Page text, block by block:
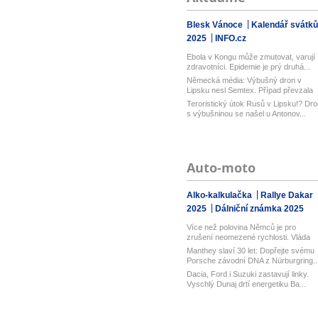
Blesk Vánoce
Kalendář svátků
2025
INFO.cz
Ebola v Kongu může zmutovat, varují
zdravotníci. Epidemie je prý druhá...
Německá média: Výbušný dron v
Lipsku nesl Semtex. Případ převzala
spol...
Teroristický útok Rusů v Lipsku!?
s výbušninou se našel u Antonov...
Auto-moto
Alko-kalkulačka
Rallye Dakar
2025
Dálniční známka 2025
Více než polovina Němců je pro
zrušení neomezené rychlosti. Vláda
řekl...
Manthey slaví 30 let: Dopřejte svému
Porsche závodní DNA z Nürburgring...
Dacia, Ford i Suzuki zastavují linky.
Vyschlý Dunaj drtí energetiku Ba...